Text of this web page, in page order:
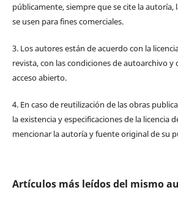
públicamente, siempre que se cite la autoría,
se usen para fines comerciales.
3. Los autores están de acuerdo con la
revista, con las condiciones de autoarchivo y
acceso abierto.
4. En caso de reutilización de las obras
la existencia y especificaciones de la licencia
mencionar la autoría y fuente original de su
Artículos más leídos del mismo